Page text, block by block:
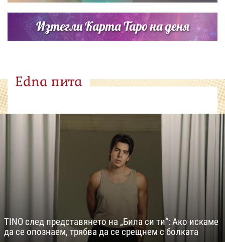
Изтегли Карта Таро на деня
Edna пита
TINO след представянето на „Била си ти“: Ако искаме
да се опознаем, трябва да се срещнем с болката